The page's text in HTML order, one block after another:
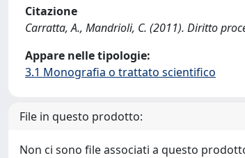
Citazione
Carratta, A., Mandrioli, C. (2011). Diritto
Appare nelle tipologie:
3.1 Monografia o trattato scientifico
File in questo prodotto:
Non ci sono file associati a questo